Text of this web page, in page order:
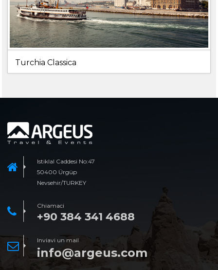
Turchia Classica
Istiklal Caddesi No:47
50400 Ürgüp
Nevsehir/TURKEY
Chiamaci
+90 384 341 4688
Inviavi un mail
info@argeus.com